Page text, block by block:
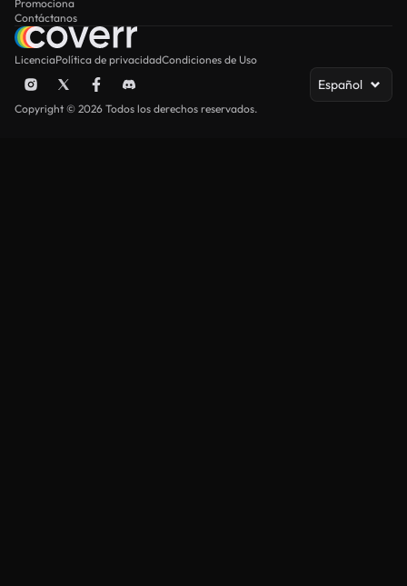
Promociona
Contáctanos
LicenciaPolítica de privacidadCondiciones de Uso
Español
Copyright © 2026 Todos los derechos reservados.